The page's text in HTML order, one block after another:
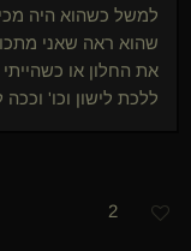
למשל כשהוא היה
שהוא ראה שאני
את החלון או
ללכת לישון וכו'
2